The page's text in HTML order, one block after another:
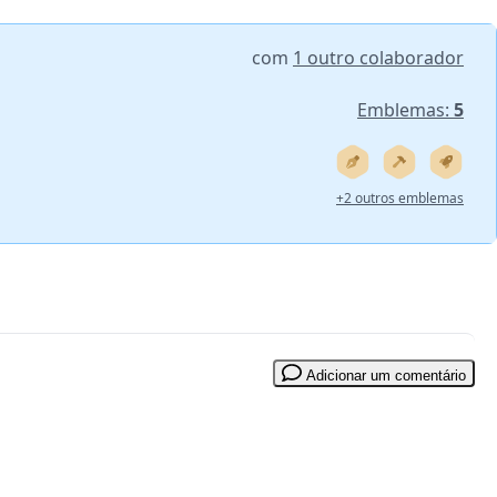
com 1 outro colaborador
Emblemas: 5
+2 outros emblemas
Adicionar um comentário